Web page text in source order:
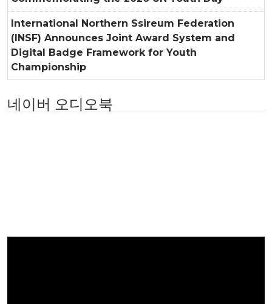
International Northern Ssireum Federation
(INSF) Announces Joint Award System and
Digital Badge Framework for Youth
Championship
네이버 오디오북